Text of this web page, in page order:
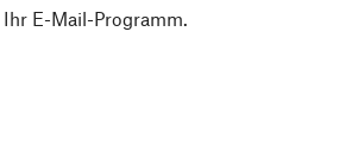
E-Mail-Programm.